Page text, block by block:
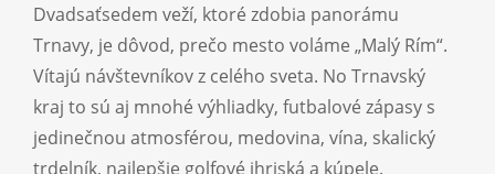
Dvadsaťsedem veží, ktoré zdobia panorámu
Trnavy, je dôvod, prečo mesto voláme „Malý Rím“.
Vítajú návštevníkov z celého sveta. No Trnavský
kraj to sú aj mnohé výhliadky, futbalové zápasy s
jedinečnou atmosférou, medovina, vína, skalický
trdelník, najlepšie golfové ihriská a kúpele.